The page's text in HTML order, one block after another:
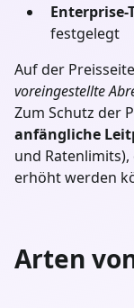
Enterprise-
festgelegt
Auf der
voreingestellte
Zum Schutz der
anfängliche
und
erhöht werden
Arten